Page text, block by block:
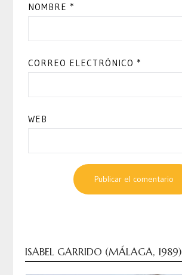
NOMBRE *
CORREO ELECTRÓNICO *
WEB
ISABEL GARRIDO (MÁLAGA, 1989)